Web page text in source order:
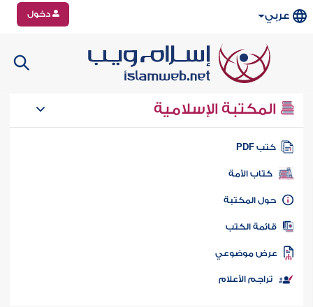
عربي دخول
المكتبة الإسلامية
كتب PDF
كتاب الأمة
المكتبة
الكتب
موضوعي